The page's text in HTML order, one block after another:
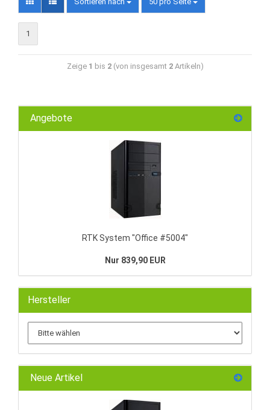
1
Zeige 1 bis 2(von insgesamt 2Artikeln)
Angebote
RTK System "Office #5004"
Nur 839,90 EUR
Hersteller
Neue Artikel